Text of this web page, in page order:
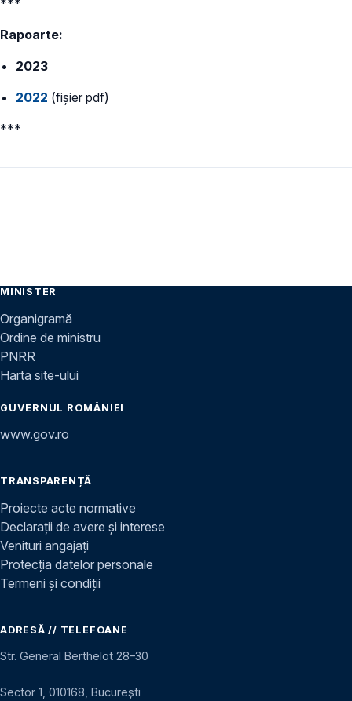
***
Rapoarte:
2023
2022 (fișier pdf)
***
MINISTER
Organigramă
Ordine de ministru
PNRR
Harta site-ului
GUVERNUL ROMÂNIEI
www.gov.ro
TRANSPARENȚĂ
Proiecte acte normative
Declarații de avere și interese
Venituri angajați
Protecția datelor personale
Termeni și condiții
ADRESĂ // TELEFOANE
Str. General Berthelot 28–30
Sector 1, 010168, București